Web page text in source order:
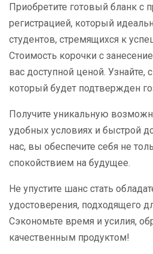
Приобретите готовый бланк с
регистрацией, который
студентов, стремящихся к
Стоимость корочки с
вас доступной ценой. Узнайте,
который будет подтвержден
Получите уникальную
удобных условиях и быстрой
нас, вы обеспечите себя не
спокойствием на будущее.
Не упустите шанс стать
удостоверения, подходящего
Сэкономьте время и усилия,
качественным продуктом!